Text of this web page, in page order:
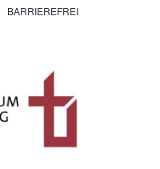
BARRIEREFREI